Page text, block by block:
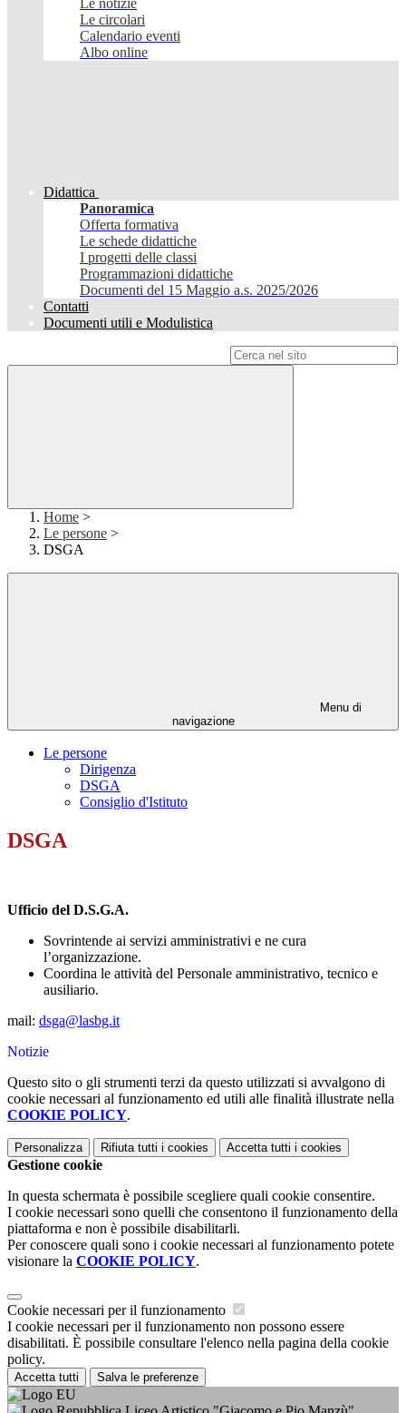
Le notizie
Le circolari
Calendario eventi
Albo online
Didattica
Panoramica
Offerta formativa
Le schede didattiche
I progetti delle classi
Programmazioni didattiche
Documenti del 15 Maggio a.s. 2025/2026
Contatti
Documenti utili e Modulistica
Home >
Le persone >
DSGA
Menu di
navigazione
Le persone
Dirigenza
DSGA
Consiglio d'Istituto
DSGA
Ufficio del D.S.G.A.
Sovrintende ai servizi amministrativi e ne cura
l’organizzazione.
Coordina le attività del Personale amministrativo, tecnico e
ausiliario.
mail: dsga@lasbg.it
Notizie
Questo sito o gli strumenti terzi da questo utilizzati si avvalgono di
cookie necessari al funzionamento ed utili alle finalità illustrate nella
COOKIE POLICY.
Personalizza Rifiuta tutti i cookies Accetta tutti i cookies
Gestione cookie
In questa schermata è possibile scegliere quali cookie consentire.
I cookie necessari sono quelli che consentono il funzionamento della
piattaforma e non è possibile disabilitarli.
Per conoscere quali sono i cookie necessari al funzionamento potete
visionare la COOKIE POLICY.
Cookie necessari per il funzionamento
I cookie necessari per il funzionamento non possono essere
disabilitati. È possibile consultare l'elenco nella pagina della cookie
policy.
Accetta tutti Salva le preferenze